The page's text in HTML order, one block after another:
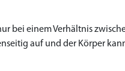
bei einem Verhältnis
auf und der Körper